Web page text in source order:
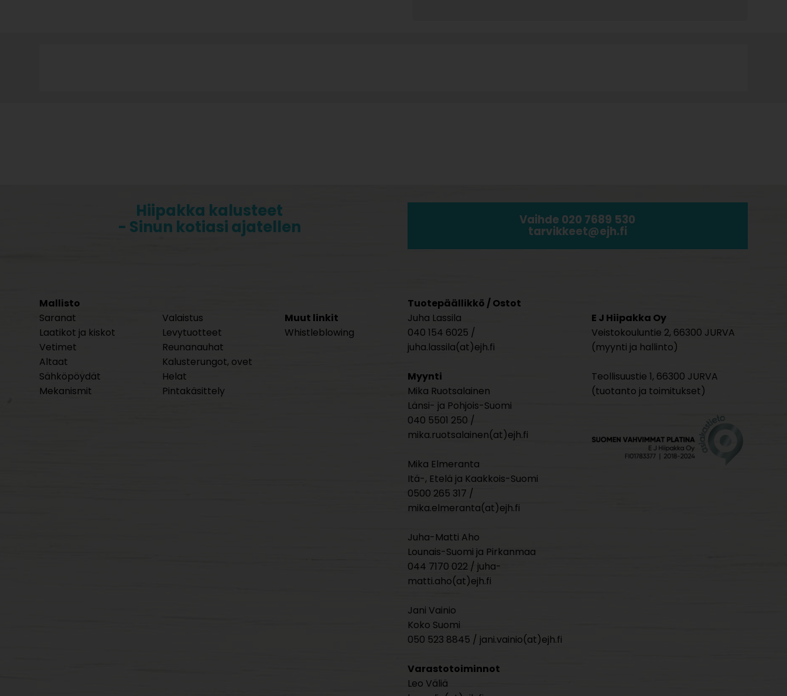
Hiipakka kalusteet
- Sinun kotiasi ajatellen
Vaihde 020 7689 530
tarvikkeet@ejh.fi
Mallisto
Saranat
Laatikot ja kiskot
Vetimet
Altaat
Sähköpöydät
Mekanismit
Valaistus
Levytuotteet
Reunanauhat
Kalusterungot, ovet
Helat
Pintakäsittely
Muut linkit
Whistleblowing
Tuotepäällikkö / Ostot
Juha Lassila
040 154 6025 /
juha.lassila(at)ejh.fi
Myynti
Mika Ruotsalainen
Länsi- ja Pohjois-Suomi
040 5501 250 /
mika.ruotsalainen(at)ejh.fi
Mika Elmeranta
Itä-, Etelä ja Kaakkois-Suomi
0500 265 317 /
mika.elmeranta(at)ejh.fi
Juha-Matti Aho
Lounais-Suomi ja Pirkanmaa
044 7170 022 / juha-
matti.aho(at)ejh.fi
Jani Vainio
Koko Suomi
050 523 8845 / jani.vainio(at)ejh.fi
Varastotoiminnot
Leo Väliä
E J Hiipakka Oy
Veistokouluntie 2, 66300 JURVA
(myynti ja hallinto)
Teollisuustie 1, 66300 JURVA
(tuotanto ja toimitukset)